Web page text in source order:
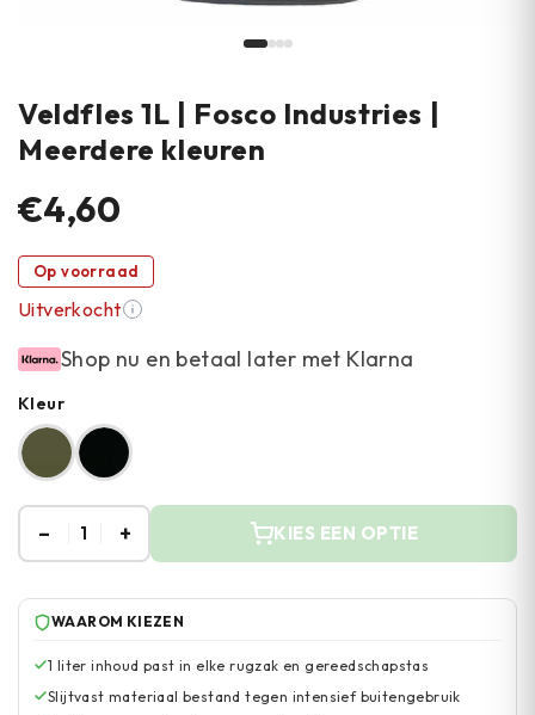
Veldfles 1L | Fosco Industries |
Meerdere kleuren
€4,60
Op voorraad
Uitverkocht
Shop nu en betaal later met Klarna
Kleur
– 1 + KIES EEN OPTIE
WAAROM KIEZEN
1 liter inhoud past in elke rugzak en gereedschapstas
Slijtvast materiaal bestand tegen intensief buitengebruik